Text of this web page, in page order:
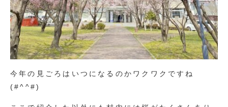
今年の見ごろはいつになるのかワクワクですね
(#^^#)